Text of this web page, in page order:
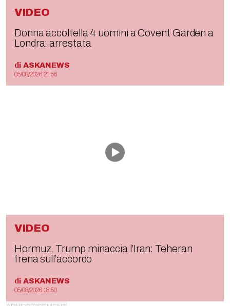
VIDEO
Donna accoltella 4 uomini a Covent Garden a
Londra: arrestata
di ASKANEWS
05/08/2026 21:56
VIDEO
Hormuz, Trump minaccia l’Iran: Teheran
frena sull’accordo
di ASKANEWS
05/08/2026 18:50